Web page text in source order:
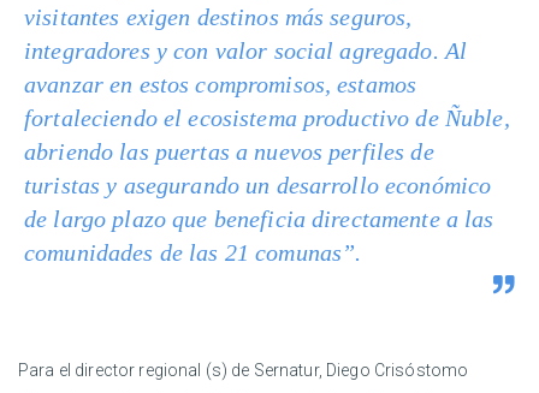
visitantes exigen destinos más seguros,
integradores y con valor social agregado. Al
avanzar en estos compromisos, estamos
fortaleciendo el ecosistema productivo de Ñuble,
abriendo las puertas a nuevos perfiles de
turistas y asegurando un desarrollo económico
de largo plazo que beneficia directamente a las
comunidades de las 21 comunas”.
Para el director regional (s) de Sernatur, Diego Crisóstomo